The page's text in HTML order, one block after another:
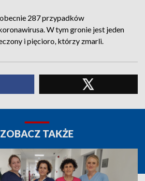
287 przypadków
W tym gronie jest jeden
i pięcioro, którzy zmarli.
ZOBACZ TAKŻE